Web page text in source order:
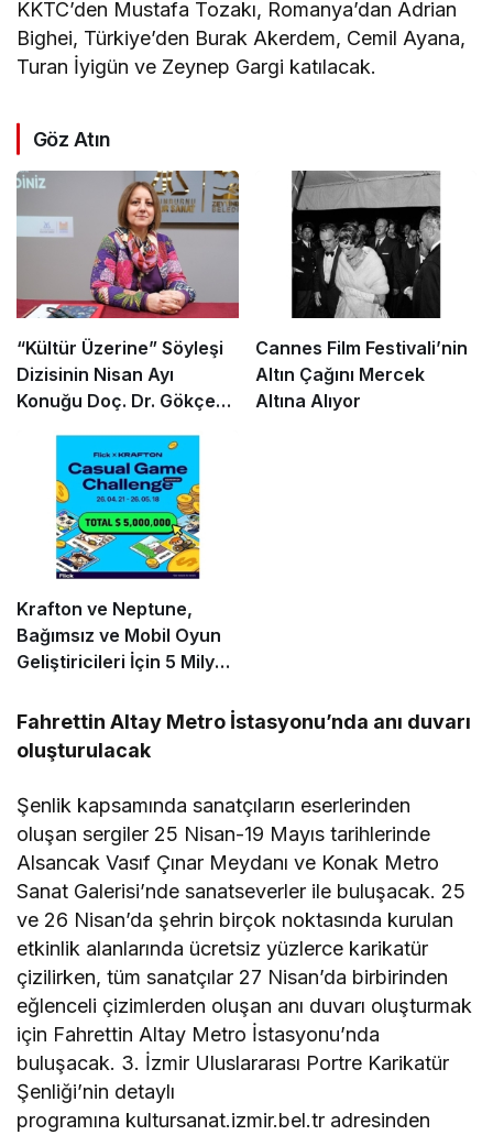
KKTC’den Mustafa Tozakı, Romanya’dan Adrian
Bighei, Türkiye’den Burak Akerdem, Cemil Ayana,
Turan İyigün ve Zeynep Gargi katılacak.
Göz Atın
“Kültür Üzerine” Söyleşi
Dizisinin Nisan Ayı
Konuğu Doç. Dr. Gökçe
Cannes Film Festivali’nin
Altın Çağını Mercek
Altına Alıyor
Krafton ve Neptune,
Bağımsız ve Mobil Oyun
Geliştiricileri İçin 5 Milyon
Yarışmasını Başlattı
Fahrettin Altay Metro İstasyonu’nda anı duvarı
oluşturulacak
Şenlik kapsamında sanatçıların eserlerinden
oluşan sergiler 25 Nisan-19 Mayıs tarihlerinde
Alsancak Vasıf Çınar Meydanı ve Konak Metro
Sanat Galerisi’nde sanatseverler ile buluşacak. 25
ve 26 Nisan’da şehrin birçok noktasında kurulan
etkinlik alanlarında ücretsiz yüzlerce karikatür
çizilirken, tüm sanatçılar 27 Nisan’da birbirinden
eğlenceli çizimlerden oluşan anı duvarı oluşturmak
için Fahrettin Altay Metro İstasyonu’nda
buluşacak. 3. İzmir Uluslararası Portre Karikatür
Şenliği’nin detaylı
programına kultursanat.izmir.bel.tr adresinden